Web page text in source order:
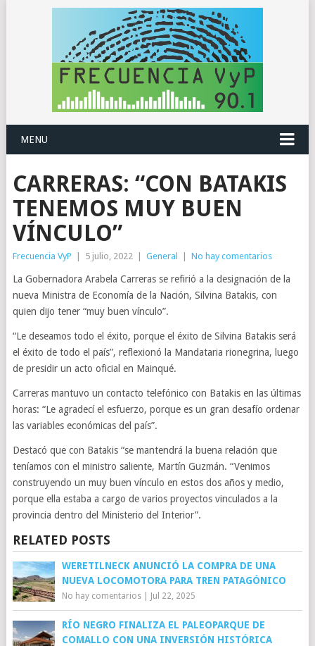
MENU
CARRERAS: “CON BATAKIS
TENEMOS MUY BUEN
VÍNCULO”
Frecuencia VyP 5 julio, 2022 General No hay comentarios
La Gobernadora Arabela Carreras se refirió a la designación de la
nueva Ministra de Economía de la Nación, Silvina Batakis, con
quien dijo tener “muy buen vínculo”.
“Le deseamos todo el éxito, porque el éxito de Silvina Batakis será
el éxito de todo el país”, reflexionó la Mandataria rionegrina, luego
de presidir un acto oficial en Mainqué.
Carreras mantuvo un contacto telefónico con Batakis en las últimas
horas: “Le agradecí el esfuerzo, porque es un gran desafío ordenar
las variables económicas del país”.
Destacó que con Batakis “se mantendrá la buena relación que
teníamos con el ministro saliente, Martín Guzmán. “Venimos
construyendo un muy buen vínculo en estos dos años y medio,
porque ella estaba a cargo de varios proyectos vinculados a la
provincia dentro del Ministerio del Interior”.
RELATED POSTS
WERETILNECK ANUNCIÓ LA COMPRA DE UNA
NUEVA LOCOMOTORA PARA TREN PATAGÓNICO
No hay comentarios| Jul 22, 2025
RÍO NEGRO FINALIZA EL PALEOPARQUE DE
COMALLO CON UNA INVERSIÓN HISTÓRICA